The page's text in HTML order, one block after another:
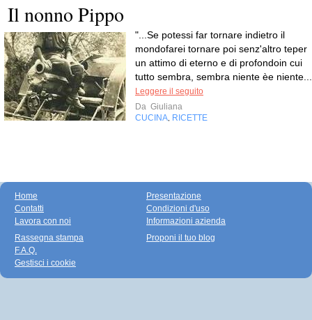
Il nonno Pippo
"...Se potessi far tornare indietro il
mondofarei tornare poi senz'altro teper
un attimo di eterno e di profondoin cui
tutto sembra, sembra niente èe niente...
Leggere il seguito
Da Giuliana
CUCINA RICETTE
Home
Contatti
Lavora con noi
Presentazione
Condizioni d'uso
Informazioni azienda
Rassegna stampa
F.A.Q.
Gestisci i cookie
Proponi il tuo blog